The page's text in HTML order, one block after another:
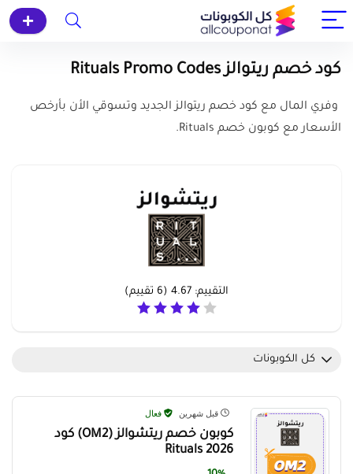
كود خصم ريتوالز Rituals Promo Codes
وفري المال مع كود خصم ريتوالز الجديد وتسوقي الأن بأرخص
الأسعار مع كوبون خصم Rituals.
التقييم: 4.67
(
6 تقييم)
كل الكوبونات
قبل شهرين فعال
كوبون خصم ريتشوالز (OM2) كود
Rituals 2026